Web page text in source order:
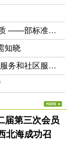
协同推进数字家庭建设 提高人民居住品质 ——部标准定额司相关负责人解读《关于加快发展数字家庭 提高居住品质的指导意见》
知晓
民政部 发展改革委等六部门关于开展养老服务和社区服务信息惠民工程试点工作的通知（民函〔2014〕325号）
届第三次会员
北海成功召